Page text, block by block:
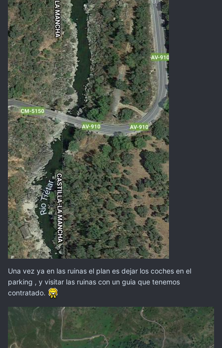
Una vez ya en las ruinas el plan es dejar los coches en el
parking , y visitar las ruinas con un guia que tenemos
contratado.